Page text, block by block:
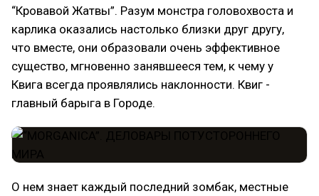
“Кровавой Жатвы”. Разум монстра головохвоста и
карлика оказались настолько близки друг другу,
что вместе, они образовали очень эффективное
существо, мгновенно занявшееся тем, к чему у
Квига всегда проявлялись наклонности. Квиг -
главный барыга в Городе.
О нем знает каждый последний зомбак, местные